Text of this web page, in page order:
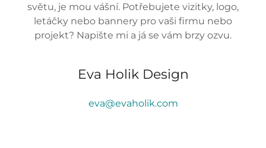
světu, je mou vášní. Potřebujete vizitky, logo,
letáčky nebo bannery pro vaši firmu nebo
projekt? Napište mi a já se vám brzy ozvu.
Eva Holik Design
eva@evaholik.com